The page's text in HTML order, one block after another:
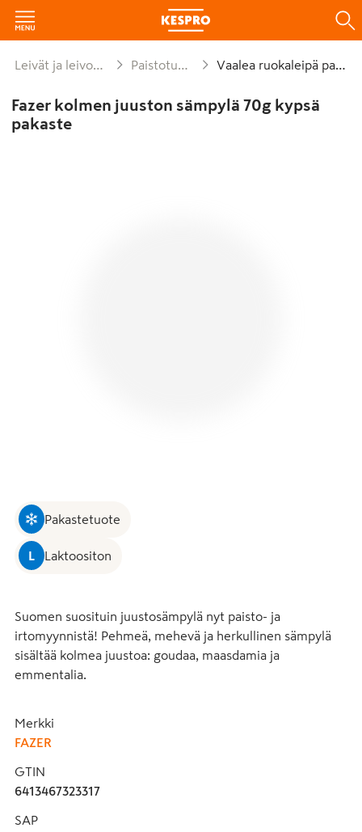
Leivät ja leivonnaiset Paistotuotteet Vaalea ruokaleipä paisto
Fazer kolmen juuston sämpylä 70g kypsä
pakaste
Pakastetuote
L Laktoositon
Suomen suosituin juustosämpylä nyt paisto- ja
irtomyynnistä! Pehmeä, mehevä ja herkullinen sämpylä
sisältää kolmea juustoa: goudaa, maasdamia ja
emmentalia.
Merkki
FAZER
GTIN
6413467323317
SAP